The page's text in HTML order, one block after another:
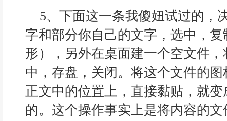
5、下面这一条我傻妞试过的，
字和部分你自己的文字，选中，
形），另外在桌面建一个空文件
中，存盘，关闭。将这个文件的
正文中的位置上，直接黏贴，就
的。这个操作事实上是将内容的